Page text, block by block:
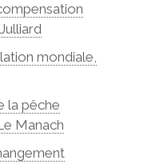
mondiale,
la pêche
Manach